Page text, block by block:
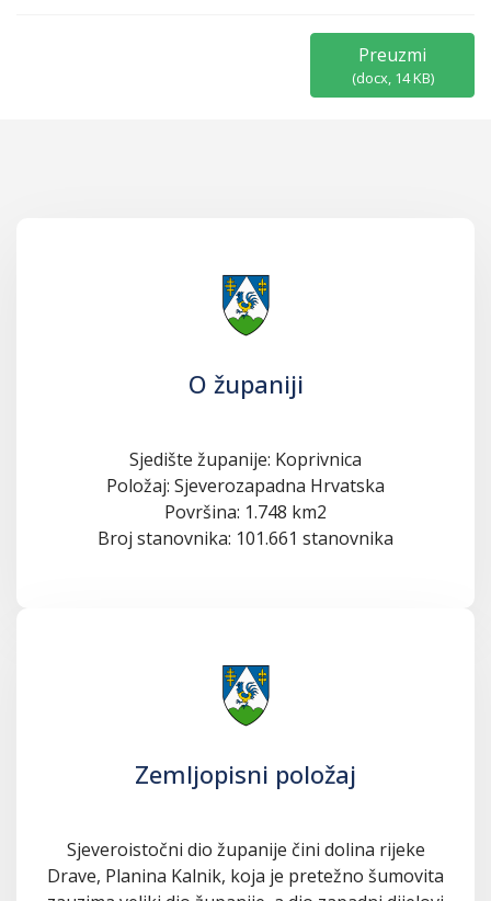
Preuzmi
(docx, 14 KB)
O županiji
Sjedište županije: Koprivnica
Položaj: Sjeverozapadna Hrvatska
Površina: 1.748 km2
Broj stanovnika: 101.661 stanovnika
Zemljopisni položaj
Sjeveroistočni dio županije čini dolina rijeke
Drave, Planina Kalnik, koja je pretežno šumovita